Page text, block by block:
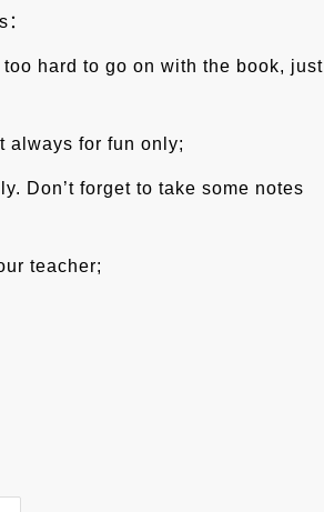
hard to go on with the book, just
always for fun only;
Don’t forget to take some notes
teacher;